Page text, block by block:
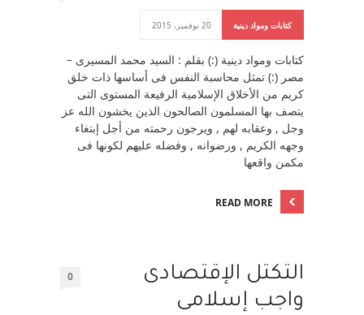
كتابات ومواد دينية 20 نوفمبر، 2015
كتابات ومواد دينية (:) بقلم : السيد محمد المسيرى –
مصر (:) تمثل محاسبة النفس فى أساسها ذات خلق
كريم من الأخلاق الإسلامية الرفيعة المستوى التى
يتصف بها المسلمون الصالحون الذين يخشون الله عز
وجل , وعقابه لهم , ويرجون رحمته من أجل إبتغاء
وجهه الكريم , ورضوانه , وفضله عليهم لكونها فى
مكمن واقعها
READ MORE
التكتل الإقتصادى
واجب إسلامى
0